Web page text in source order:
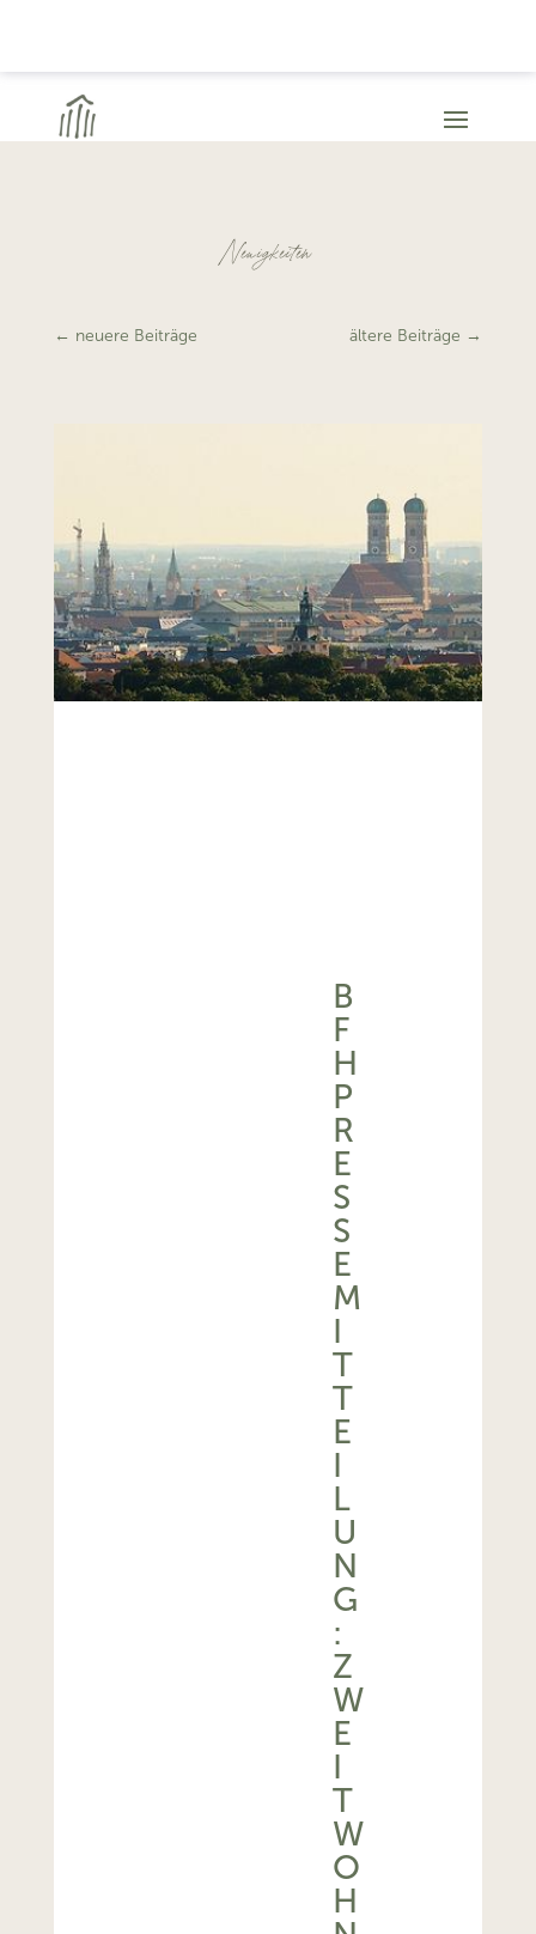
Neuigkeiten
← neuere Beiträge ältere Beiträge →
B
F
H
P
R
E
S
S
E
M
I
T
T
E
I
L
U
N
G
:
Z
W
E
I
T
W
O
H